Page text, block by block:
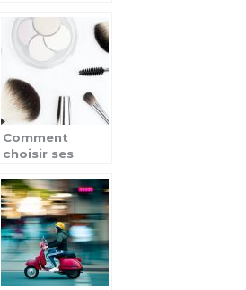
maison ?
Comment
choisir ses
maquillage de
marque Zao ?